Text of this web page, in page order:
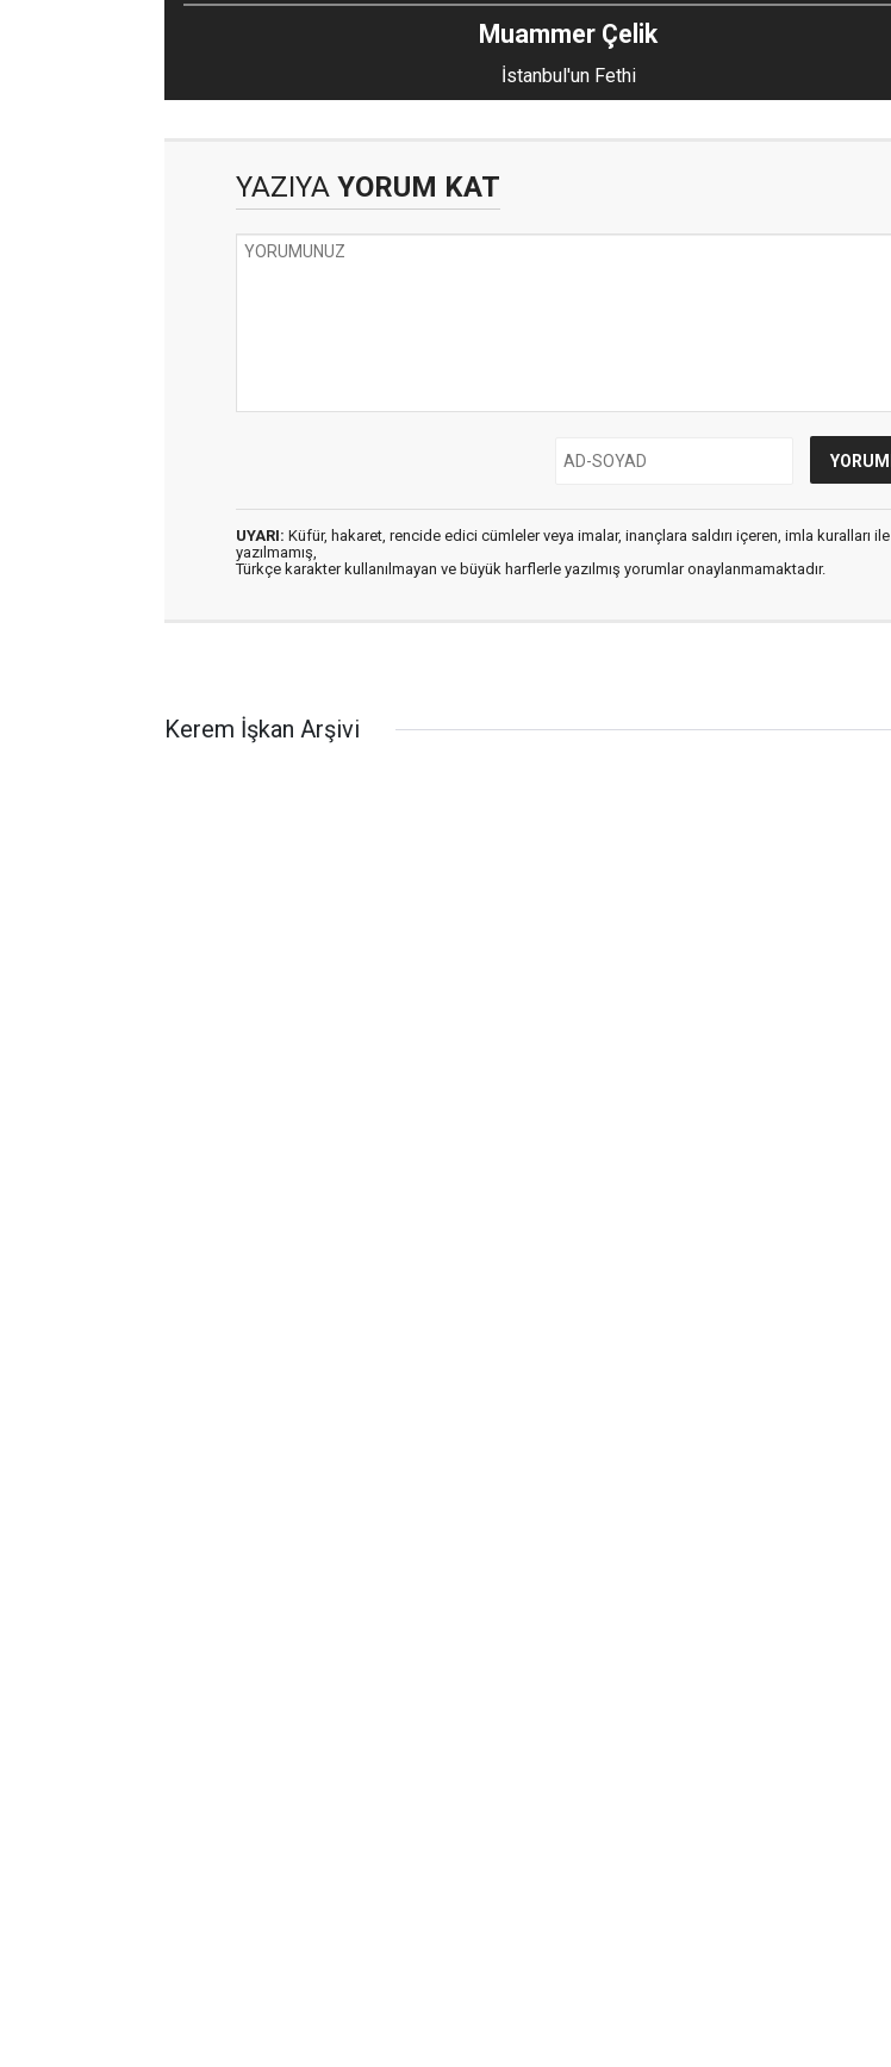
Muammer Çelik
İstanbul'un Fethi
YAZIYA YORUM KAT
UYARI: Küfür, hakaret, rencide edici cümleler veya imalar, inançlara saldırı içeren, imla kuralları ile
yazılmamış,
Türkçe karakter kullanılmayan ve büyük harflerle yazılmış yorumlar onaylanmamaktadır.
Kerem İşkan Arşivi